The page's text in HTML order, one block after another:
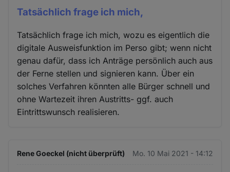
Tatsächlich frage ich mich,
Tatsächlich frage ich mich, wozu es eigentlich die
digitale Ausweisfunktion im Perso gibt; wenn nicht
genau dafür, dass ich Anträge persönlich auch aus
der Ferne stellen und signieren kann. Über ein
solches Verfahren könnten alle Bürger schnell und
ohne Wartezeit ihren Austritts- ggf. auch
Eintrittswunsch realisieren.
Rene Goeckel (nicht überprüft) Mo. 10 Mai 2021 - 14:12